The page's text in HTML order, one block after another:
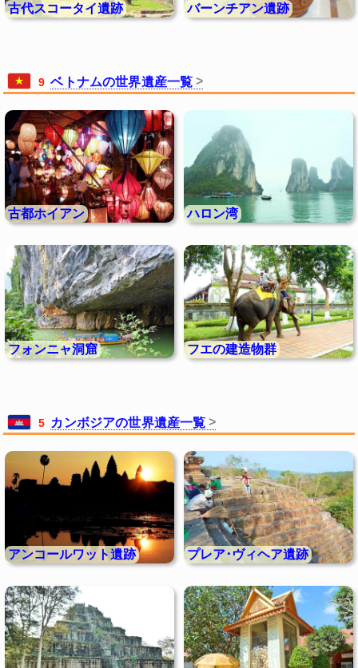
古代スコータイ遺跡 バーンチアン遺跡
9 ベトナムの世界遺産一覧
古都ホイアン ハロン湾
フォンニャ洞窟 フエの建造物群
5 カンボジアの世界遺産一覧
アンコールワット遺跡 プレア･ヴィヘア遺跡